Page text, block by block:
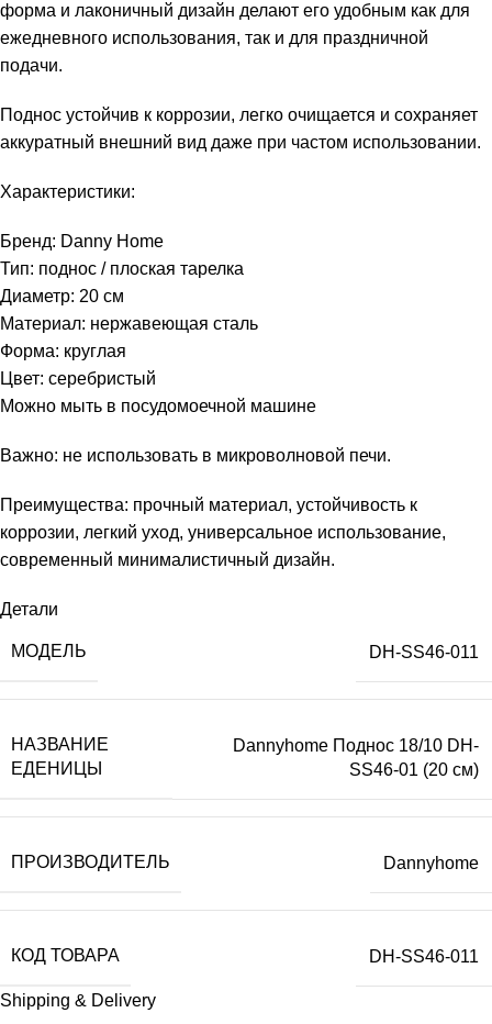
форма и лаконичный дизайн делают его удобным как для
ежедневного использования, так и для праздничной
подачи.
Поднос устойчив к коррозии, легко очищается и сохраняет
аккуратный внешний вид даже при частом использовании.
Характеристики:
Бренд: Danny Home
Тип: поднос / плоская тарелка
Диаметр: 20 см
Материал: нержавеющая сталь
Форма: круглая
Цвет: серебристый
Можно мыть в посудомоечной машине
Важно: не использовать в микроволновой печи.
Преимущества: прочный материал, устойчивость к
коррозии, легкий уход, универсальное использование,
современный минималистичный дизайн.
Детали
МОДЕЛЬ DH-SS46-011
НАЗВАНИЕ
ЕДЕНИЦЫ
Dannyhome Поднос 18/10 DH-
SS46-01 (20 см)
ПРОИЗВОДИТЕЛЬ Dannyhome
КОД ТОВАРА DH-SS46-011
Shipping & Delivery